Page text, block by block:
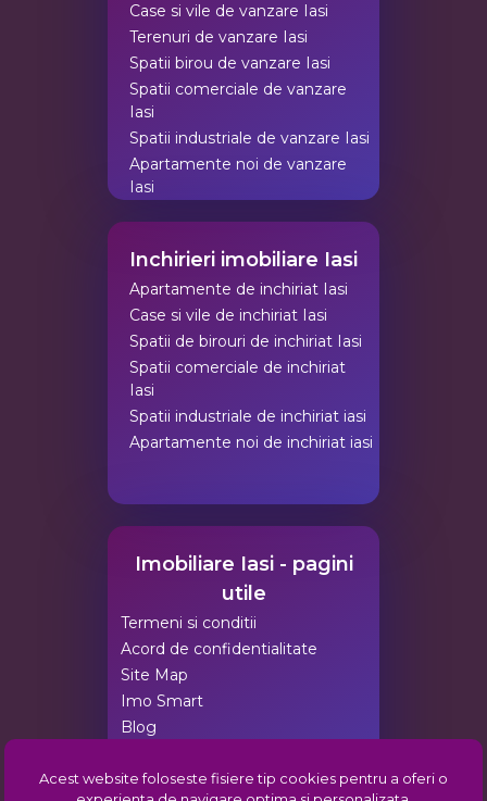
Case si vile de vanzare Iasi
Terenuri de vanzare Iasi
Spatii birou de vanzare Iasi
Spatii comerciale de vanzare
Iasi
Spatii industriale de vanzare Iasi
Apartamente noi de vanzare
Iasi
Inchirieri imobiliare Iasi
Apartamente de inchiriat Iasi
Case si vile de inchiriat Iasi
Spatii de birouri de inchiriat Iasi
Spatii comerciale de inchiriat
Iasi
Spatii industriale de inchiriat iasi
Apartamente noi de inchiriat iasi
Imobiliare Iasi - pagini
utile
Termeni si conditii
Acord de confidentialitate
Site Map
Imo Smart
Blog
Pachete de promovare
Acest website foloseste fisiere tip cookies pentru a oferi o